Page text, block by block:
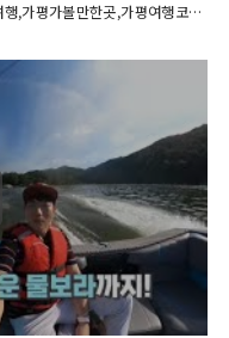
서울 근교 핫플 경기 가평 카페 BEST✨ | 가평여행,가평가볼만한곳,가평여행코스,경기도가볼만한곳, 서울근교가볼만한곳,가평카페,서울근교드라이브,서울근교카페,경기도카페,가평데이트